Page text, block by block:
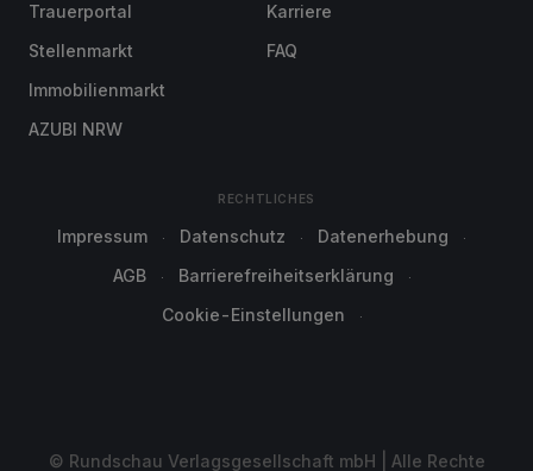
Trauerportal
Stellenmarkt
Immobilienmarkt
AZUBI NRW
Karriere
FAQ
RECHTLICHES
Impressum Datenschutz
Datenerhebung
AGB
Barrierefreiheitserklärung
Cookie-Einstellungen
© Rundschau Verlagsgesellschaft mbH | Alle Rechte